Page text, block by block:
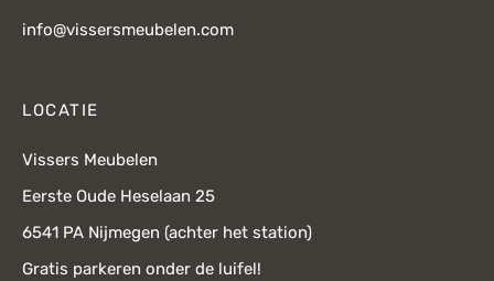
info@vissersmeubelen.com
LOCATIE
Vissers Meubelen
Eerste Oude Heselaan 25
6541 PA Nijmegen (achter het station)
Gratis parkeren onder de luifel!